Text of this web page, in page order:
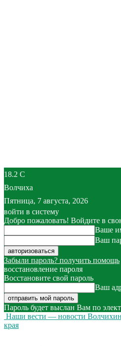
18.2 C
Волчиха
Пятница, 7 августа, 2026
войти в систему
Добро пожаловать! Войдите в
Ваше
Ваш
Забыли пароль? получить помощь
восстановление пароля
Восстановите свой пароль
Ваш
Пароль будет выслан Вам по
Наши вести — новости
края